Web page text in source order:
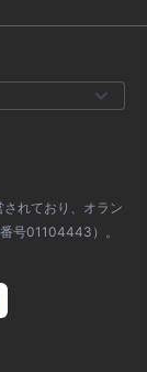
れており、オラン
号01104443）。